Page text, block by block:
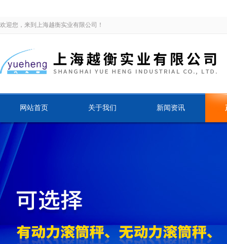
欢迎您，来到上海越衡实业有限公司！
网站首页 关于我们 新闻资讯